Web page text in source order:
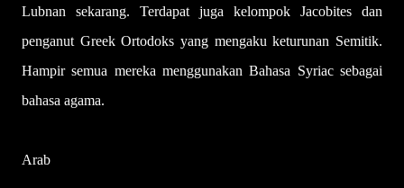
Lubnan sekarang. Terdapat juga kelompok Jacobites dan
penganut Greek Ortodoks yang mengaku keturunan Semitik.
Hampir semua mereka menggunakan Bahasa Syriac sebagai
bahasa agama.
Arab